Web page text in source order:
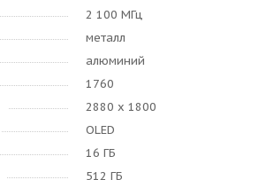
2 100 МГц
металл
алюминий
1760
2880 x 1800
OLED
16 ГБ
512 ГБ